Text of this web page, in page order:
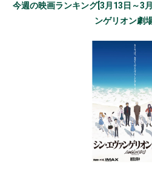
今週の映画ランキング[3月13日～3
ンゲリオン劇場